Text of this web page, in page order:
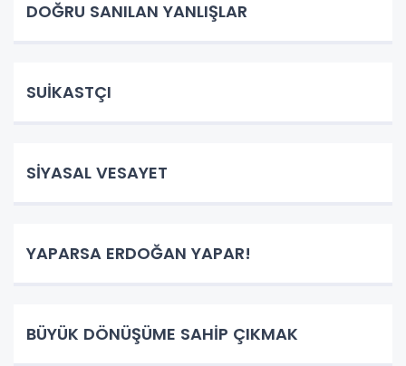
DOĞRU SANILAN YANLIŞLAR
SUİKASTÇI
SİYASAL VESAYET
YAPARSA ERDOĞAN YAPAR!
BÜYÜK DÖNÜŞÜME SAHİP ÇIKMAK